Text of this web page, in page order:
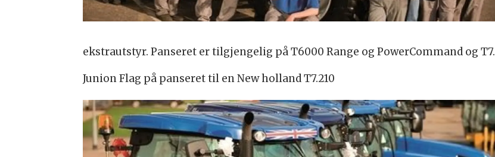
ekstrautstyr. Panseret er tilgjengelig på T6000 Range og PowerCommand og T7.
Junion Flag på panseret til en New holland T7.210